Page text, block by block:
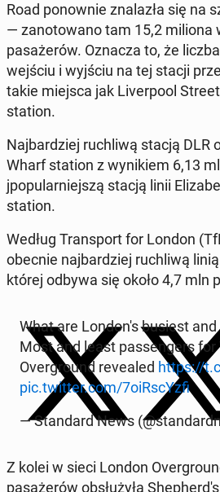
Road ponown­ie znalazła się na
— zan­otowano tam 15,2 miliona
pasażerów. Oznacza to, że
wejściu i wyjściu na tej stacji
takie miejsca jak Liv­er­pool
station.
Na­jbardziej ruch­li­wą stacją DLR
Wharf station z wynikiem 6,13
jpop­u­larniejszą stacją linii
station.
Według Trans­port for London
obecnie na­jbardziej ruch­li­wą
której odbywa się około 4,7 mln
What are Lon­don's busiest
Most and least pas­sen­gers for
Over­ground re­vealed https://
pic.twitter.com/7oiRscYz­fi
— Stan­dard News
Z kolei w sieci London
pasażerów ob­służyła